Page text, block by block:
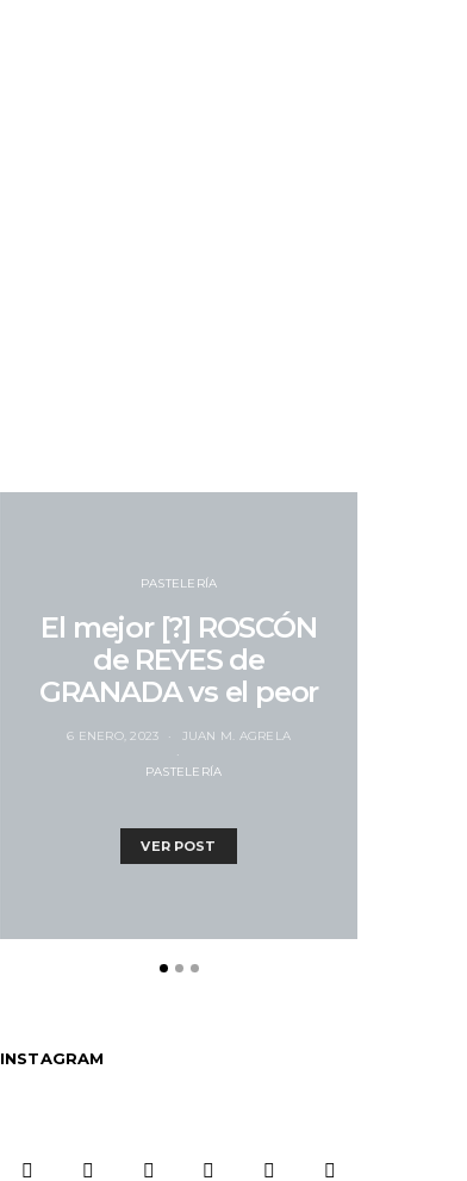
HOTEL RESTAURANTE
PASTELERÍA
El mejor [?] ROSCÓN
de REYES de
GRANADA vs el peor
6 ENERO, 2023 JUAN M. AGRELA
PASTELERÍA
VER POST
INSTAGRAM